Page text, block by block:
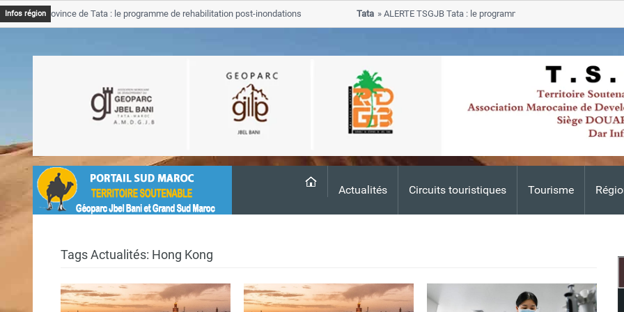
Actualités Circuits touristiques Tourisme
Infos régionProvince de Tata : le programme de rehabilitation post-inondations
ALERTE TSGJB Tata : le programme de rehabilitation post-
progresse dans les zones sinistrees
Tags Actualités: Hong Kong